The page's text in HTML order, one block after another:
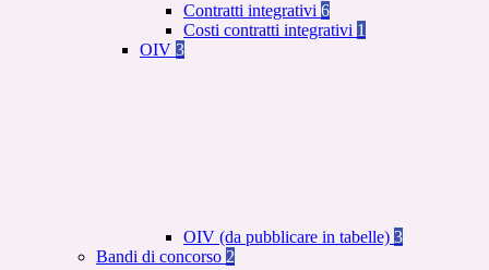
Contratti integrativi 6
Costi contratti integrativi 1
OIV 3
OIV (da pubblicare in tabelle) 3
Bandi di concorso 2